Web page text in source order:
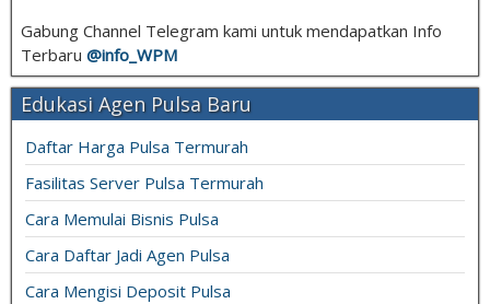
Gabung Channel Telegram kami untuk mendapatkan Info
Terbaru @info_ WPM
Edukasi Agen Pulsa Baru
Daftar Harga Pulsa Termurah
Fasilitas Server Pulsa Termurah
Cara Memulai Bisnis Pulsa
Cara Daftar Jadi Agen Pulsa
Cara Mengisi Deposit Pulsa